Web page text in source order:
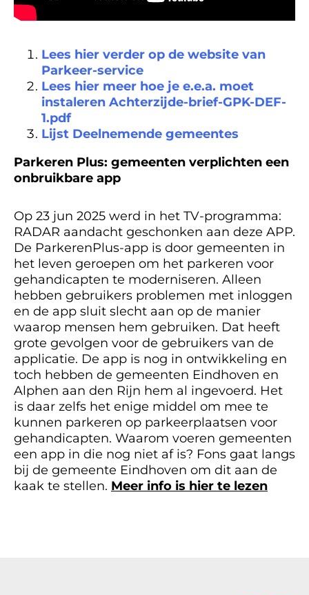
Lees hier verder op de website van
Parkeer-service
Lees hier meer hoe je e.e.a. moet
instaleren Achterzijde-brief-GPK-DEF-
1.pdf
Lijst Deelnemende gemeentes
Parkeren Plus: gemeenten verplichten een
onbruikbare app
Op 23 jun 2025 werd in het TV-programma:
RADAR aandacht geschonken aan deze APP.
De ParkerenPlus-app is door gemeenten in
het leven geroepen om het parkeren voor
gehandicapten te moderniseren. Alleen
hebben gebruikers problemen met inloggen
en de app sluit slecht aan op de manier
waarop mensen hem gebruiken. Dat heeft
grote gevolgen voor de gebruikers van de
applicatie. De app is nog in ontwikkeling en
toch hebben de gemeenten Eindhoven en
Alphen aan den Rijn hem al ingevoerd. Het
is daar zelfs het enige middel om mee te
kunnen parkeren op parkeerplaatsen voor
gehandicapten. Waarom voeren gemeenten
een app in die nog niet af is? Fons gaat langs
bij de gemeente Eindhoven om dit aan de
kaak te stellen. Meer info is hier te lezen